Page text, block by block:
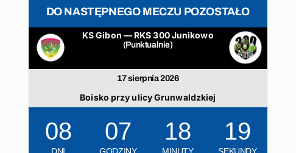
DO NASTĘPNEGO MECZU POZOSTAŁO
KS Gibon — RKS 300 Junikowo
(Punktualnie)
17 sierpnia 2026
Boisko przy ulicy Grunwaldzkiej
08 07 18 18